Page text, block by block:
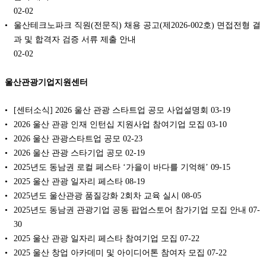
02-02
울산테크노파크 직원(전문직) 채용 공고(제2026-002호) 면접전형 결
과 및 합격자 검증 서류 제출 안내
02-02
울산관광기업지원센터
[센터소식] 2026 울산 관광 스타트업 공모 사업설명회 03-19
2026 울산 관광 인재 인턴십 지원사업 참여기업 모집 03-10
2026 울산 관광스타트업 공모 02-23
2026 울산 관광 스타기업 공모 02-19
2025년도 동남권 로컬 페스타 ‘가을이 바다를 기억해’ 09-15
2025 울산 관광 일자리 페스타 08-19
2025년도 울산관광 품질강화 2회차 교육 실시 08-05
2025년도 동남권 관광기업 공동 팝업스토어 참가기업 모집 안내 07-
30
2025 울산 관광 일자리 페스타 참여기업 모집 07-22
2025 울산 창업 아카데미 및 아이디어톤 참여자 모집 07-22